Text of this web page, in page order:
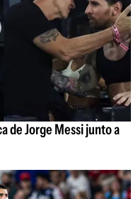
de Jorge Messi junto a